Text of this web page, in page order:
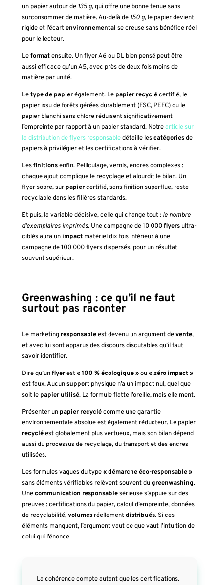
un papier autour de 135 g, qui offre une bonne tenue sans
surconsommer de matière. Au-delà de 150 g, le papier devient
rigide et l’écartenvironnemental se creuse sans bénéfice réel
pour le lecteur.
Leformatensuite. Un flyer A6 ou DL bien pensé peut être
aussi efficace qu’un A5, avec près de deux fois moins de
matière par unité.
Letype de papierégalement. Le papier recyclécertifié, le
papier issu de forêts gérées durablement (FSC, PEFC) ou le
papier blanchi sans chlore réduisent significativement
l’empreinte par rapport à un papier standard. Notre article sur
la distribution de flyers responsabledétaille lescatégoriesde
papiers à privilégier et les certifications à vérifier.
Lesfinitionsenfin. Pelliculage, vernis, encres complexes :
chaque ajout complique le recyclage et alourdit le bilan. Un
flyer sobre, sur papiercertifié, sans finition superflue, reste
recyclable dans les filières standards.
Et puis, la variable décisive, celle qui change tout : le nombre
d’exemplaires imprimés. Une campagne de 10 000flyersultra-
ciblés aura un impactmatériel dix fois inférieur à une
campagne de 100 000 flyers dispersés, pour un résultat
souvent supérieur.
Greenwashing : ce qu’il ne faut
surtout pas raconter
Le marketing responsableest devenu un argument devente,
et avec lui sont apparus des discours discutables qu’il faut
savoir identifier.
Dire qu’unflyerest« 100 % écologique »ou« zéro impact »
est faux. Aucunsupportphysique n’a un impact nul, quel que
soit le papier utilisé. La formule flatte l’oreille, mais elle ment.
Présenter un papier recyclécomme une garantie
environnementale absolue est également réducteur. Le papier
recycléest globalement plus vertueux, mais son bilan dépend
aussi du processus de recyclage, du transport et des encres
utilisées.
Les formules vagues du type« démarche éco-responsable »
sans éléments vérifiables relèvent souvent dugreenwashing.
Unecommunication responsablesérieuse s’appuie sur des
preuves : certifications du papier, calcul d’empreinte, données
de recyclabilité,volumesréellementdistribués. Si ces
éléments manquent, l’argument vaut ce que vaut l’intuition de
celui qui l’énonce.
La cohérence compte autant que les certifications.